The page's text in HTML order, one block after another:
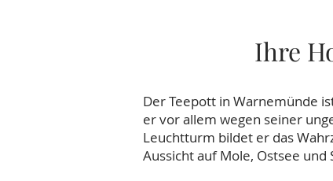
Ihre
Der Teepott in Warnemünde
er vor allem wegen seiner
Leuchtturm bildet er das
Aussicht auf Mole, Ostsee